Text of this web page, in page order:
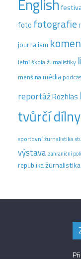
English
foto fotografie
journalism
letní škola žurnalistiky
menšinamédia
reportážRozhlas
tvůrčí dílny
sportovní žurnalistika
výstava zahraniční
republikažurnalistika